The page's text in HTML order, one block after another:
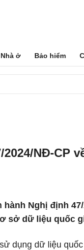
ở Bảo hiểm
NĐ-CP
hành Nghị định
sở dữ liệu quốc
dụng dữ liệu